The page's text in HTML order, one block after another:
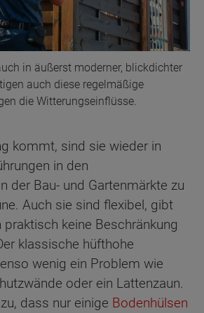
in äußerst moderner, blickdichter
auch diese regelmäßige
die Witterungseinflüsse.
kommt, sind sie wieder in
in den
der Bau- und Gartenmärkte zu
Auch sie sind flexibel, gibt
keine Beschränkung
klassische hüfthohe
wenig ein Problem wie
oder ein Lattenzaun.
dass nur einige Bodenhülsen